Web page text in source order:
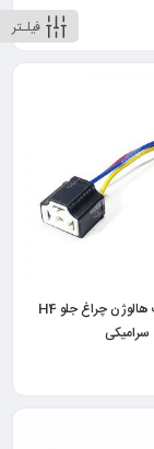
فیلـتر
سوکت لامپ هالوژن چراغ جلو H4
سرامیکی